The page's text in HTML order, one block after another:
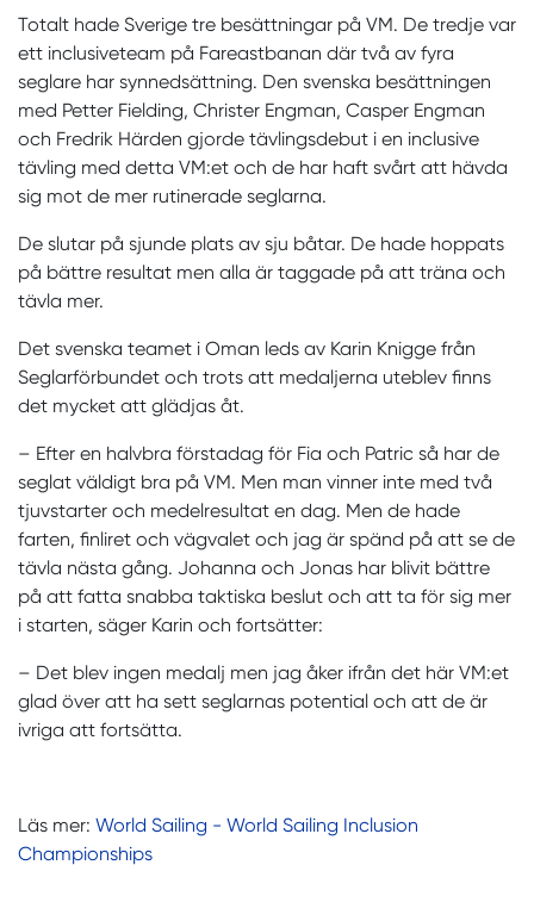
Totalt hade Sverige tre besättningar på VM. De tredje var
ett inclusiveteam på Fareastbanan där två av fyra
seglare har synnedsättning. Den svenska besättningen
med Petter Fielding, Christer Engman, Casper Engman
och Fredrik Härden gjorde tävlingsdebut i en inclusive
tävling med detta VM:et och de har haft svårt att hävda
sig mot de mer rutinerade seglarna.
De slutar på sjunde plats av sju båtar. De hade hoppats
på bättre resultat men alla är taggade på att träna och
tävla mer.
Det svenska teamet i Oman leds av Karin Knigge från
Seglarförbundet och trots att medaljerna uteblev finns
det mycket att glädjas åt.
– Efter en halvbra förstadag för Fia och Patric så har de
seglat väldigt bra på VM. Men man vinner inte med två
tjuvstarter och medelresultat en dag. Men de hade
farten, finliret och vägvalet och jag är spänd på att se de
tävla nästa gång. Johanna och Jonas har blivit bättre
på att fatta snabba taktiska beslut och att ta för sig mer
i starten, säger Karin och fortsätter:
– Det blev ingen medalj men jag åker ifrån det här VM:et
glad över att ha sett seglarnas potential och att de är
ivriga att fortsätta.
Läs mer: World Sailing - World Sailing Inclusion
Championships